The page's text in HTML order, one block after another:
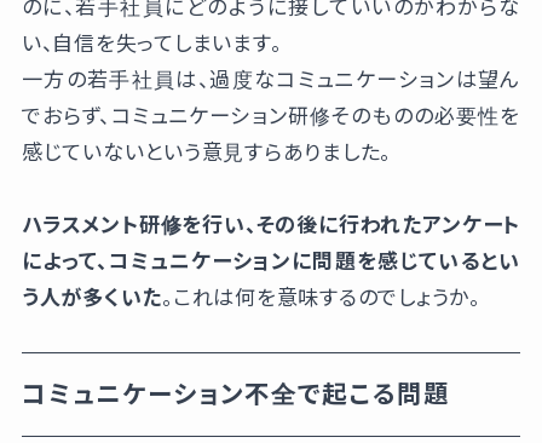
のに、若手社員にどのように接していいのかわからな
い、自信を失ってしまいます。
一方の若手社員は、過度なコミュニケーションは望ん
でおらず、コミュニケーション研修そのものの必要性を
感じていないという意見すらありました。
ハラスメント研修を行い、その後に行われたアンケート
によって、コミュニケーションに問題を感じているとい
う人が多くいた。これは何を意味するのでしょうか。
コミュニケーション不全で起こる問題